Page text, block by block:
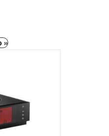
»Den
varianter.
De
olika
alternativen